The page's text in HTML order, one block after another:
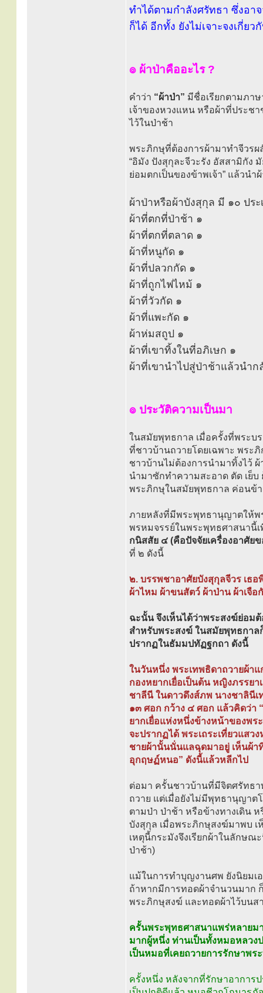
ทำได้ตามกำลังศรัทธา ซึ่งอา
ก็ได้ อีกทั้ง ยังไม่เจาะจงเกี่ย
๏ ผ้าป่าคืออะไร ?
คำว่า “ผ้าป่า” มีชื่อเรียกตามภา
เจ้าของหวงแหน หรือผ้าที่ประช
ไว้ในป่าช้า
พระภิกษุที่ต้องการผ้ามาทำจีวร
“อิมัง ปังสุกุละจีวะรัง อัสสามิกัง
ย่อมตกเป็นของข้าพเจ้า” แล้วนำ
ผ้าป่าหรือผ้าบังสุกุล มี ๑๐ ปร
ผ้าที่ตกที่ป่าช้า ๑
ผ้าที่ตกที่ตลาด ๑
ผ้าที่หนูกัด ๑
ผ้าที่ปลวกกัด ๑
ผ้าที่ถูกไฟไหม้ ๑
ผ้าที่วัวกัด ๑
ผ้าที่แพะกัด ๑
ผ้าห่มสถูป ๑
ผ้าที่เขาทิ้งในที่อภิเษก ๑
ผ้าที่เขานำไปสู่ป่าช้าแล้วนำก
๏ ประวัติความเป็นมา
ในสมัยพุทธกาล เมื่อครั้งที่พระ
ที่ชาวบ้านถวายโดยเฉพาะ พระภิ
ชาวบ้านไม่ต้องการนำมาทิ้งไว้
นำมาซักทำความสะอาด ตัด เย็บ
พระภิกษุในสมัยพุทธกาล ค่อนข้า
ภายหลังที่มีพระพุทธานุญาตให้พ
พรหมจรรย์ในพระพุทธศาสนา
กนิสสัย ๔ (คือปัจจัยเครื่องอาศัย
ที่ ๒ ดังนี้
๒. บรรพชาอาศัยบังสุกุลจีวร เธ
ผ้าไหม ผ้าขนสัตว์ ผ้าป่าน ผ้าเจื
ฉะนั้น จึงเห็นได้ว่าพระสงฆ์ย่อม
สำหรับพระสงฆ์ ในสมัยพุทธกาล
ปรากฏในธัมมปทัฏฐกถา ดังนี้
ในวันหนึ่ง พระเทพธิดาถวายผ้า
กองหยากเยื่อเป็นต้น หญิงภรรย
ชาลีนี ในดาวดึงส์ภพ นางชาลินีเ
๑๓ ศอก กว้าง ๔ ศอก แล้วคิดว่า
ยากเยื่อแห่งหนึ่งข้างหน้าของพร
จะปรากฏได้ พระเถระเที่ยวแส
ชายผ้านั้นนั่นแลฉุดมาอยู่ เห็นผ้า
อุกฤษฏ์หนอ” ดังนี้แล้วหลีกไป
ต่อมา ครั้นชาวบ้านที่มีจิตศรัทธา
ถวาย แต่เมื่อยังไม่มีพุทธานุญาต
ตามป่า ป่าช้า หรือข้างทางเดิน
บังสุกุล เมื่อพระภิกษุสงฆ์มาพบ เ
เหตุนี้กระมังจึงเรียกผ้าในลักษณ
ป่าช้า)
แม้ในการทำบุญงานศพ ยังนิยมเ
ถ้าหากมีการทอดผ้าจำนวนมาก
พระภิกษุสงฆ์ และทอดผ้าไว้บนส
ครั้นพระพุทธศาสนาแพร่หลายม
มากผู้หนึ่ง ท่านเป็นทั้งหมอหลวง
เป็นหมอที่เคยถวายการรักษาพร
ครั้งหนึ่ง หลังจากที่รักษาอาการ